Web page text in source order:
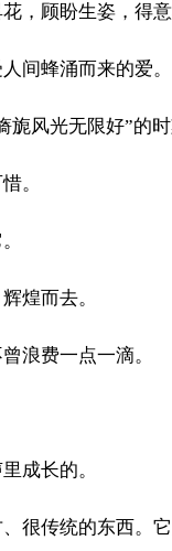
，顾盼生姿，得意
间蜂涌而来的爱。
旎风光无限好”的
。
煌而去。
浪费一点一滴。
成长的。
很传统的东西。它